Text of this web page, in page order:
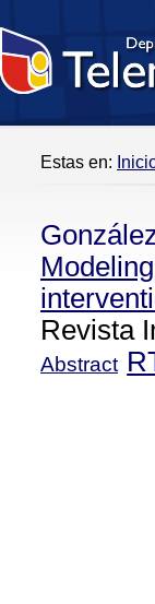
Estas en:
Revista
Abstract